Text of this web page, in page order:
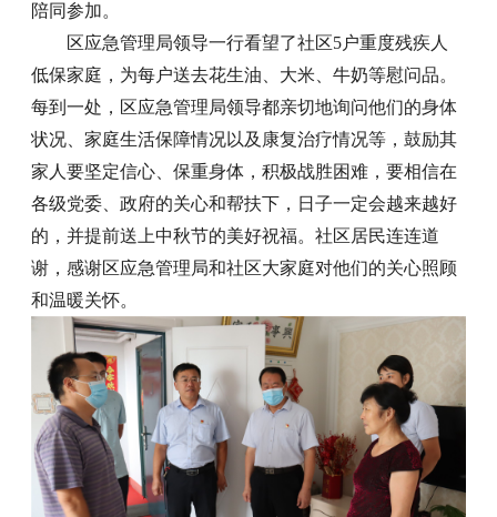
陪同参加。
区应急管理局领导一行看望了社区5户重度残疾人
低保家庭，为每户送去花生油、大米、牛奶等慰问品。
每到一处，区应急管理局领导都亲切地询问他们的身体
状况、家庭生活保障情况以及康复治疗情况等，鼓励其
家人要坚定信心、保重身体，积极战胜困难，要相信在
各级党委、政府的关心和帮扶下，日子一定会越来越好
的，并提前送上中秋节的美好祝福。社区居民连连道
谢，感谢区应急管理局和社区大家庭对他们的关心照顾
和温暖关怀。